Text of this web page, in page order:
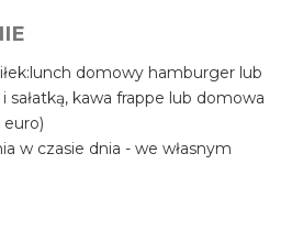
domowy hamburger lub
sałatką, kawa frappe lub domowa
w czasie dnia - we własnym